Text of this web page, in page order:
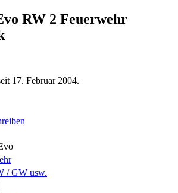
RW 2 Feuerwehr
17. Februar 2004.
/ GW usw.